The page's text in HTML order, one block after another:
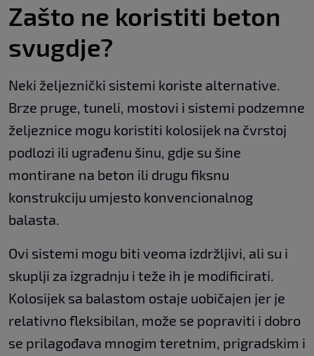
Zašto ne koristiti beton
svugdje?
Neki željeznički sistemi koriste alternative.
Brze pruge, tuneli, mostovi i sistemi podzemne
željeznice mogu koristiti kolosijek na čvrstoj
podlozi ili ugrađenu šinu, gdje su šine
montirane na beton ili drugu fiksnu
konstrukciju umjesto konvencionalnog
balasta.
Ovi sistemi mogu biti veoma izdržljivi, ali su i
skuplji za izgradnju i teže ih je modificirati.
Kolosijek sa balastom ostaje uobičajen jer je
relativno fleksibilan, može se popraviti i dobro
se prilagođava mnogim teretnim, prigradskim i